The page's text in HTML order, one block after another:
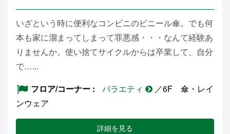
いざという時に便利なコンビニのビニール傘。でも何
本も家に溜まってしまって罪悪感・・・なんて経験あ
りませんか。使い捨てサイクルからは卒業して、自分
で…...
フロア/コーナー
バラエティ
／6F 傘・レイ
ンウェア
詳細を見る